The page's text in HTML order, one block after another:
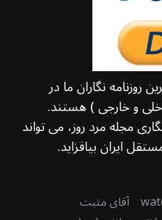
نگاران ما در
و خارجی ) هستند.
مجله مرد روز، می تواند
ایران بیافزاید.
آقای مثبت